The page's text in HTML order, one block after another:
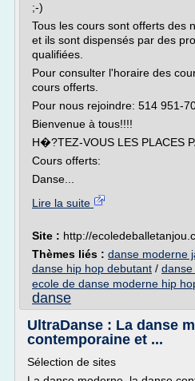
;-)
Tous les cours sont offerts des
et ils sont dispensés par des
qualifiées.
Pour consulter l'horaire des
cours offerts.
Pour nous rejoindre: 514 951-
Bienvenue à tous!!!!
H�?TEZ-VOUS LES PLACES
Cours offerts:
Danse...
Lire la suite
Site : http://
Thèmes liés : danse moderne
danse hip hop debutant /
ecole de danse moderne hip
danse
UltraDanse : La danse
contemporaine et ...
Sélection de sites